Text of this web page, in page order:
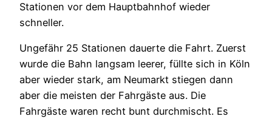
Stationen vor dem Hauptbahnhof wieder
schneller.
Ungefähr 25 Stationen dauerte die Fahrt. Zuerst
wurde die Bahn langsam leerer, füllte sich in Köln
aber wieder stark, am Neumarkt stiegen dann
aber die meisten der Fahrgäste aus. Die
Fahrgäste waren recht bunt durchmischt. Es